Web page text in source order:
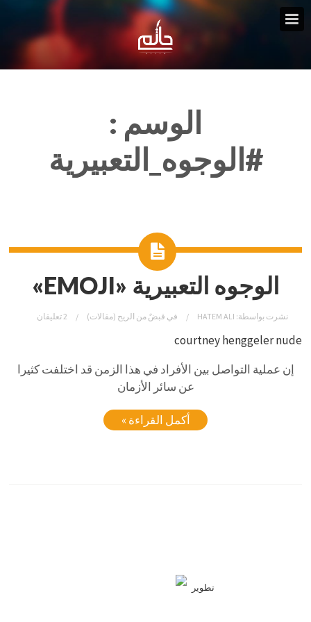
الوسم :
#الوجوه_التعبيرية
الوجوه التعبيرية «EMOJI»
نشرت بواسطة: HATEM ALI في قبضٌ من الريح (مقالات) 2 تعليقان
courtney henggeler nude
إن عملية التواصل بين الأفراد في هذا الزمن قد اختلفت كثيرا
عن سائر الأزمان
أكمل القراءة »
تطوير